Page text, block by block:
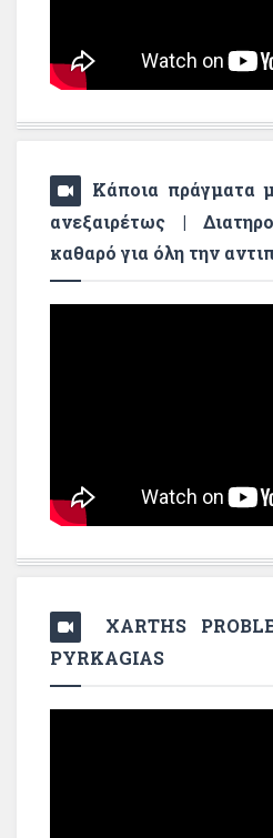
Κάποια πράγματα
ανεξαιρέτως |
καθαρό για όλη την
XARTHS
PYRKAGIAS